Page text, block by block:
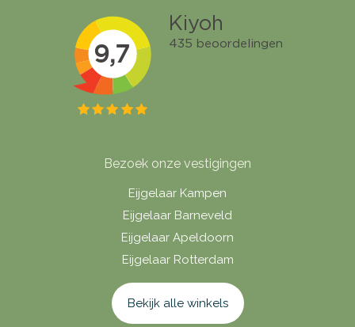
Bezoek onze vestigingen
Eijgelaar Kampen
Eijgelaar Barneveld
Eijgelaar Apeldoorn
Eijgelaar Rotterdam
Bekijk alle winkels